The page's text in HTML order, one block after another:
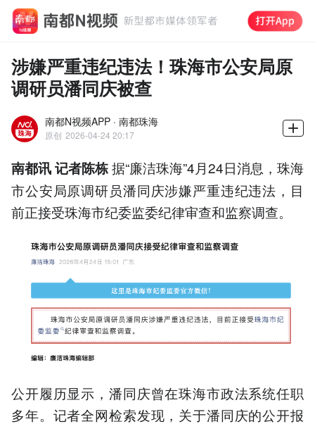
涉嫌严重违纪违法！珠海市公安局原
调研员潘同庆被查
南都N视频APP · 南都珠海
原创 2026-04-24 20:17
南都讯 记者陈栋据“廉洁珠海”4月24日消息，珠海
市公安局原调研员潘同庆涉嫌严重违纪违法，目
前正接受珠海市纪委监委纪律审查和监察调查。
公开履历显示，潘同庆曾在珠海市政法系统任职
多年。记者全网检索发现，关于潘同庆的公开报